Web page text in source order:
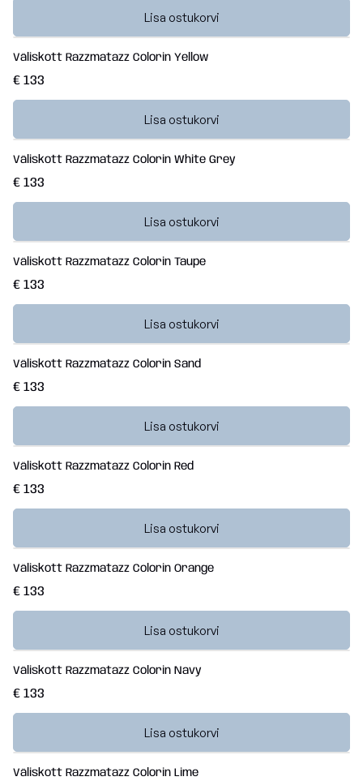
Lisa ostukorvi
Väliskott Razzmatazz Colorin Yellow
€ 133
Lisa ostukorvi
Väliskott Razzmatazz Colorin White Grey
€ 133
Lisa ostukorvi
Väliskott Razzmatazz Colorin Taupe
€ 133
Lisa ostukorvi
Väliskott Razzmatazz Colorin Sand
€ 133
Lisa ostukorvi
Väliskott Razzmatazz Colorin Red
€ 133
Lisa ostukorvi
Väliskott Razzmatazz Colorin Orange
€ 133
Lisa ostukorvi
Väliskott Razzmatazz Colorin Navy
€ 133
Lisa ostukorvi
Väliskott Razzmatazz Colorin Lime